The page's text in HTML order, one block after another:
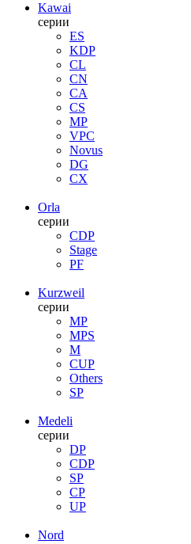
Kawai
серии
ES
KDP
CL
CN
CA
CS
MP
VPC
Novus
DG
CX
Orla
серии
CDP
Stage
PF
Kurzweil
серии
MP
MPS
M
CUP
Others
SP
Medeli
серии
DP
CDP
SP
CP
UP
Nord